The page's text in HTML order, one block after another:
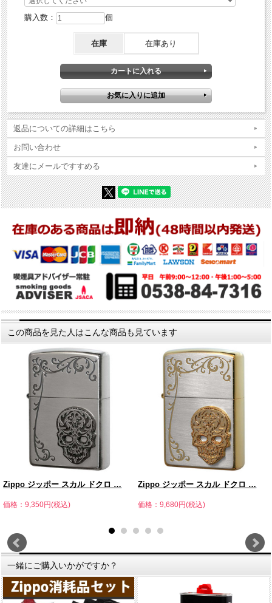
購入数： 個
在庫 在庫あり
返品についての詳細はこちら
お問い合わせ
友達にメールですすめる
この商品を見た人はこんな商品も見ています
Zippo ジッポー スカル ドクロ …
価格：9,350円(税込)
Zippo ジッポー スカル ドクロ …
価格：9,680円(税込)
一緒にご購入いかがですか？